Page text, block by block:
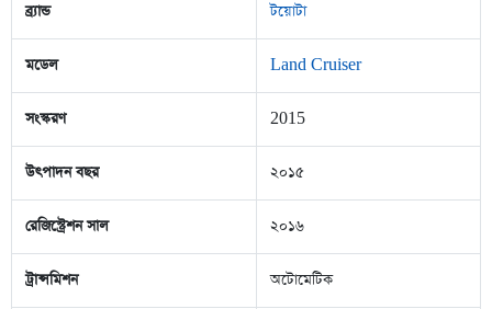
ব্র্যান্ড টয়োটা
মডেল Land Cruiser
সংস্করণ 2015
উৎপাদন বছর ২০১৫
রেজিস্ট্রেশন সাল ২০১৬
ট্রান্সমিশন অটোমেটিক